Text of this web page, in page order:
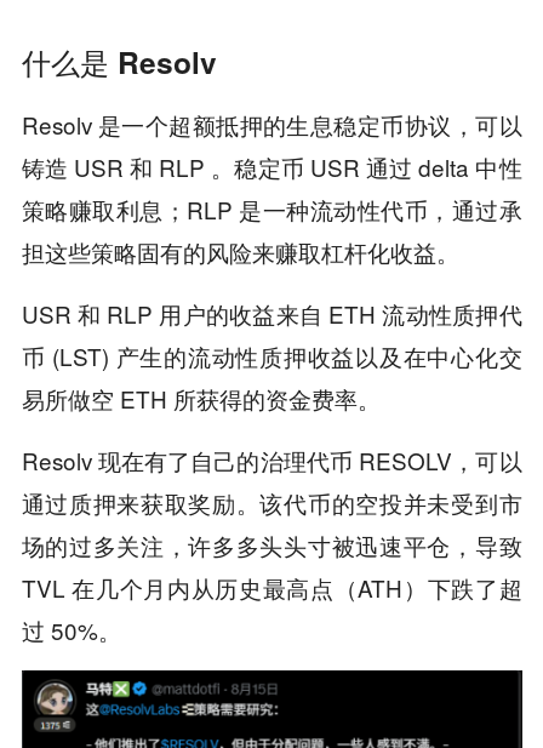
什么是 Resolv
Resolv 是一个超额抵押的生息稳定币协议，可以
铸造 USR 和 RLP 。稳定币 USR 通过 delta 中性
策略赚取利息；RLP 是一种流动性代币，通过承
担这些策略固有的风险来赚取杠杆化收益。
USR 和 RLP 用户的收益来自 ETH 流动性质押代
币 (LST) 产生的流动性质押收益以及在中心化交
易所做空 ETH 所获得的资金费率。
Resolv 现在有了自己的治理代币 RESOLV，可以
通过质押来获取奖励。该代币的空投并未受到市
场的过多关注，许多多头头寸被迅速平仓，导致
TVL 在几个月内从历史最高点（ATH）下跌了超
过 50%。